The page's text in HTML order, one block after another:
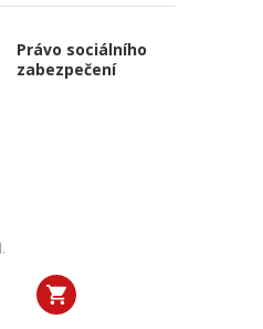
Právo sociálního
zabezpečení